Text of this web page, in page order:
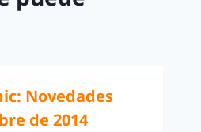
Novedades
de 2014